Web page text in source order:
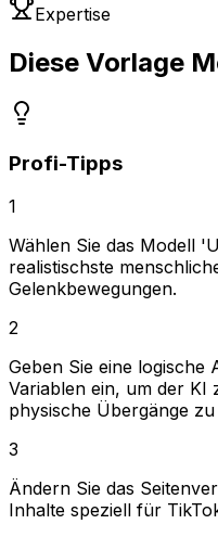
Expertise
Diese Vorlage
Profi-Tipps
1
Wählen Sie das Modell
realistischste
Gelenkbewegungen.
2
Geben Sie eine logische
Variablen ein, um der KI
physische Übergänge
3
Ändern Sie das
Inhalte speziell für